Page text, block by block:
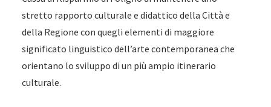
stretto rapporto culturale e didattico della Città e
della Regione con quegli elementi di maggiore
significato linguistico dell’arte contemporanea che
orientano lo sviluppo di un più ampio itinerario
culturale.